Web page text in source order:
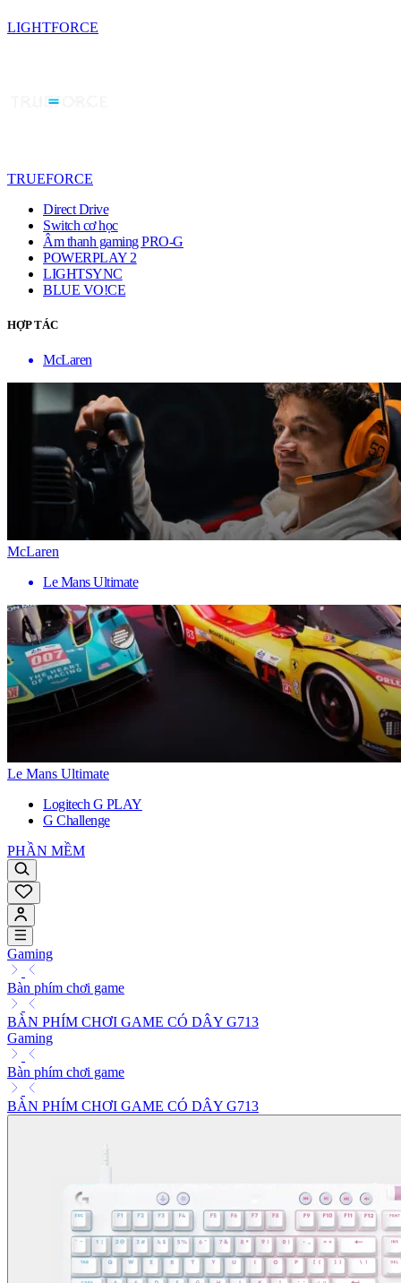
LIGHTFORCE
TRUEFORCE
Direct Drive
Switch cơ học
Âm thanh gaming PRO-G
POWERPLAY 2
LIGHTSYNC
BLUE VO!CE
HỢP TÁC
McLaren
McLaren
Le Mans Ultimate
Le Mans Ultimate
Logitech G PLAY
G Challenge
PHẦN MỀM
Gaming
Bàn phím chơi game
BÀN PHÍM CHƠI GAME CÓ DÂY G713
Gaming
Bàn phím chơi game
BÀN PHÍM CHƠI GAME CÓ DÂY G713